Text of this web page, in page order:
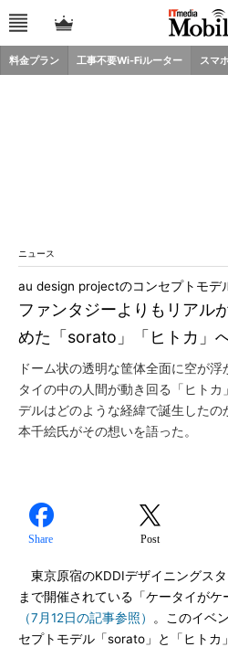
料金プラン 工事不要Wi-Fiルーター スマ
ニュース
ファンタジーよりもリア
めた「sorato」「ヒトカ」
au design projectのコンセプトモデ
ドーム状の透明な筐体全面に空が
タイの中の人間が動き回る「ヒト
デルはどのような経緯で誕生した
本千絵氏がその想いを語った。
Share Post
東京原宿のKDDIデザイニングス
まで開催されている「ケータイがケ
（7月12日の記事参照）
。このイベ
セプトモデル「sorato」と「ヒトカ